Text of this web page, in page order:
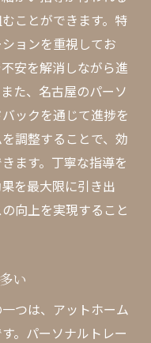
ことができます。特
ョンを重視してお
安を解消しながら進
た、名古屋のパーソ
ックを通じて進捗を
調整することで、効
ます。丁寧な指導を
を最大限に引き出
向上を実現すること
い
つは、アットホーム
。パーソナルトレー